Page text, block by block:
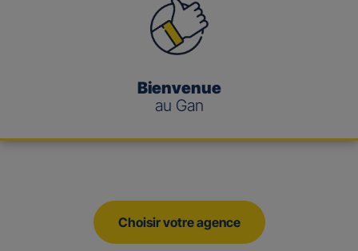
Bienvenue
au Gan
Choisir votre agence